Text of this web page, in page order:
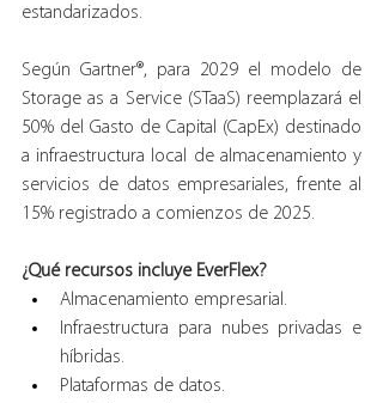
estandarizados.
Según Gartner®, para 2029 el modelo de
Storage as a Service (STaaS) reemplazará el
50% del Gasto de Capital (CapEx) destinado
a infraestructura local de almacenamiento y
servicios de datos empresariales, frente al
15% registrado a comienzos de 2025.
¿Qué recursos incluye EverFlex?
Almacenamiento empresarial.
Infraestructura para nubes privadas e
híbridas.
Plataformas de datos.